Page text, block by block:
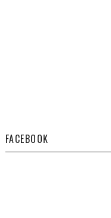
FACEBOOK